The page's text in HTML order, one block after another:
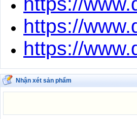
https://
https://
Nhận xét sản phẩm